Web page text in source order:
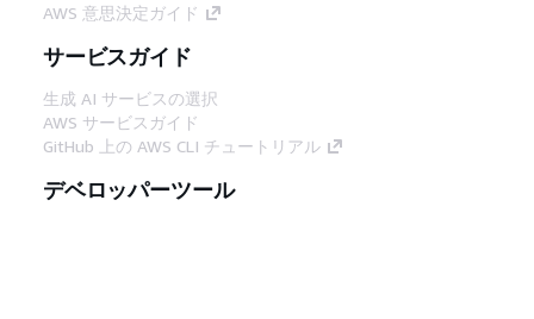
AWS 意思決定ガイド
サービスガイド
生成 AI サービスの選択
AWS サービスガイド
GitHub 上の AWS CLI チュートリアル
デベロッパーツール